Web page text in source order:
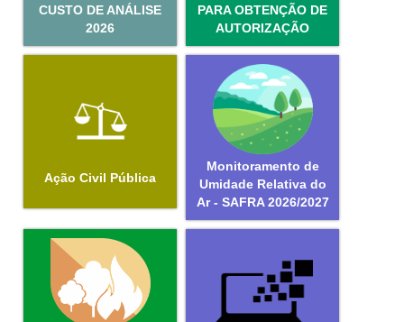
CUSTO DE ANÁLISE
2026
PARA OBTENÇÃO DE
AUTORIZAÇÃO
Ação Civil Pública
Monitoramento de
Umidade Relativa do
Ar - SAFRA 2026/2027